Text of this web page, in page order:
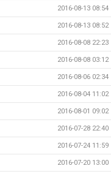
2016-08-13 08:54
2016-08-13 08:52
2016-08-08 22:23
2016-08-08 03:12
2016-08-06 02:34
2016-08-04 11:02
2016-08-01 09:02
2016-07-28 22:40
2016-07-24 11:59
2016-07-20 13:00